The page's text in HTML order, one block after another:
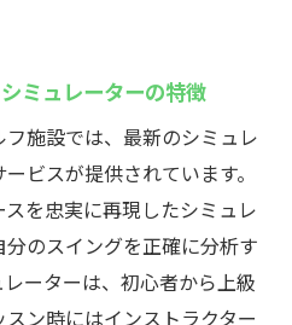
ミュレーターの特徴
施設では、最新のシミュレ
ビスが提供されています。
を忠実に再現したシミュレ
のスイングを正確に分析す
ーターは、初心者から上級
ン時にはインストラクター